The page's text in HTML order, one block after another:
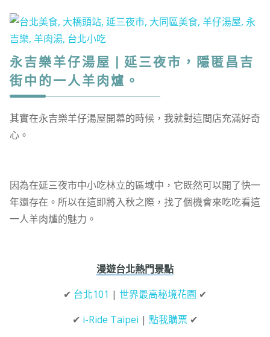
永吉樂羊仔湯屋 | 延三夜市，隱匿昌吉
街中的一人羊肉爐。
其實在永吉樂羊仔湯屋開幕的時候，我就對這間店充滿好奇
心。
因為在延三夜市中小吃林立的區域中，它既然可以開了快一
年還存在。所以在這即將入秋之際，找了個機會來吃吃看這
一人羊肉爐的魅力。
漫遊台北熱門景點
✔ 台北101 | 世界最高秘境花園 ✔
✔ i-Ride Taipei | 點我購票 ✔